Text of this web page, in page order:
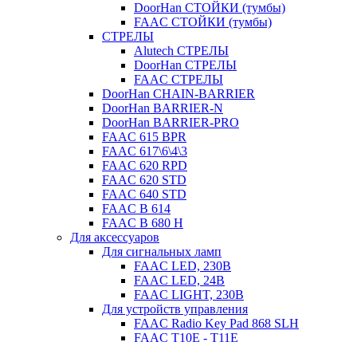
DoorHan СТОЙКИ (тумбы)
FAAC СТОЙКИ (тумбы)
СТРЕЛЫ
Alutech СТРЕЛЫ
DoorHan СТРЕЛЫ
FAAC СТРЕЛЫ
DoorHan CHAIN-BARRIER
DoorHan BARRIER-N
DoorHan BARRIER-PRO
FAAC 615 BPR
FAAC 617\6\4\3
FAAC 620 RPD
FAAC 620 STD
FAAC 640 STD
FAAC B 614
FAAC B 680 H
Для аксессуаров
Для сигнальных ламп
FAAC LED, 230B
FAAC LED, 24B
FAAC LIGHT, 230B
Для устройств управления
FAAC Radio Key Pad 868 SLH
FAAC T10E - T11E